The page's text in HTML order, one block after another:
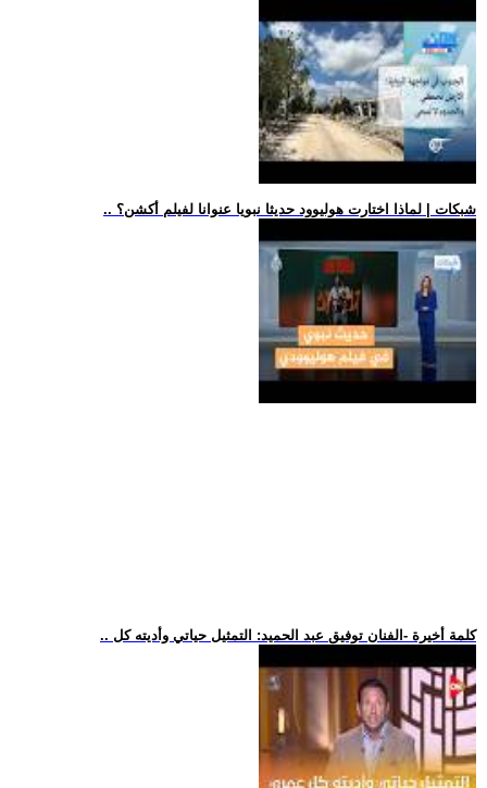
.. شبكات | لماذا اختارت هوليوود حديثا نبويا عنوانا لفيلم أكشن؟
.. كلمة أخيرة -الفنان توفيق عبد الحميد: التمثيل حياتي وأديته كل